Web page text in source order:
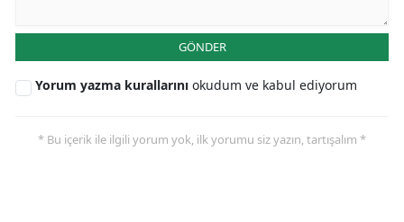
GÖNDER
Yorum yazma kurallarını okudum ve kabul ediyorum
* Bu içerik ile ilgili yorum yok, ilk yorumu siz yazın, tartışalım *